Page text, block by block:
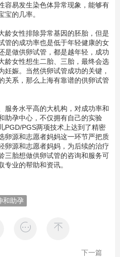
容易发生染色体异常现象，能够有
宝的几率。
龄女性排除异常基因的胚胎，但是
管的成功率也是低于年轻健康的女
是做供卵试管，都是越年轻，成功
龄女性想生二胎、三胎，最终会选
妊娠。当然供卵试管成功的关键，
关系，那么上海有靠谱的供卵试管
服务水平高的大机构，对成功率和
助孕中心，不仅拥有自己的实验
PGD/PGS两项技术上达到了精密
卵源和志愿者妈妈这一环节严把质
卵源和志愿者妈妈，为后续的治疗
三胎想做供卵试管的咨询和服务可
专业的帮助和资讯。
和助孕
 
下一篇